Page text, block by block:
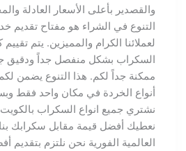
والقصدير بأعلى الأسعار العادلة
التنوع في الشراء هو مفتاح تقديم
لعملائنا الكرام والمميزين. يتم
السكراب بشكل منفصل جداً ودقيق
ممكنة جداً لكم. هذا التنوع يضمن
أنواع الخردة في مكان واحد فقط
نشتري جميع انواع السكراب
نعطيك أفضل قيمة مقابل سكرابك
العالمية الفورية نحن نلتزم بتقديم